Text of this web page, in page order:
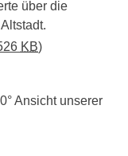
über die
KB)
Ansicht unserer